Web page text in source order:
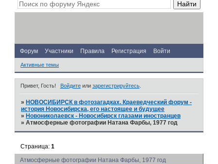
Форум Участники Правила Регистрация Войти
Активные темы
Привет, Гость! Войдитеили зарегистрируйтесь.
» НОВОСИБИРСК в фотозагадках. Краеведческий форум -
история Новосибирска, его настоящее и будущее
» Новониколаевск - Новосибирск глазами иностранцев
»Атмосферные фотографии Натана Фарбы, 1977 год
Атмосферные фотографии Натана Фарбы, 1977 год
Страница:1